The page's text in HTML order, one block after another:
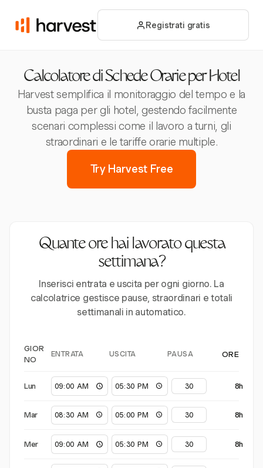
Registrati gratis
Calcolatore di Schede Orarie per Hotel
Harvest semplifica il monitoraggio del tempo e la
busta paga per gli hotel, gestendo facilmente
scenari complessi come il lavoro a turni, gli
straordinari e le tariffe orarie multiple.
Try Harvest Free
Quante ore hai lavorato questa
settimana?
Inserisci entrata e uscita per ogni giorno. La
calcolatrice gestisce pause, straordinari e totali
settimanali in automatico.
GIOR
NO
ENTRATA USCITA PAUSA ORE
Lun 8h
Mar 8h
Mer 8h